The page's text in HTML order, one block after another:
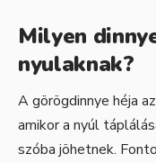
Milyen
nyulaknak?
A görögdinnye héja
amikor a nyúl
szóba jöhetnek.